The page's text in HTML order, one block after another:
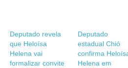
Deputado revela
que Heloísa
Helena vai
formalizar convite
Deputado
estadual Chió
confirma
Helena em